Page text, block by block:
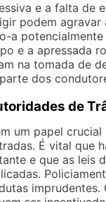
e a falta de
podem agravar
a
e a apressada
na tomada de
dos
de
um papel
É vital que
e que as leis
imprudentes.